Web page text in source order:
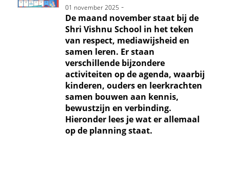
01 november 2025 -
De maand november staat bij de
Shri Vishnu School in het teken
van respect, mediawijsheid en
samen leren. Er staan
verschillende bijzondere
activiteiten op de agenda, waarbij
kinderen, ouders en leerkrachten
samen bouwen aan kennis,
bewustzijn en verbinding.
Hieronder lees je wat er allemaal
op de planning staat.